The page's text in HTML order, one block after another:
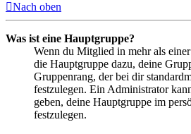
Nach oben
Was ist eine Hauptgruppe?
Wenn du Mitglied in mehr als
die Hauptgruppe dazu, deine
Gruppenrang, der bei dir
festzulegen. Ein Administrator
geben, deine Hauptgruppe im
festzulegen.